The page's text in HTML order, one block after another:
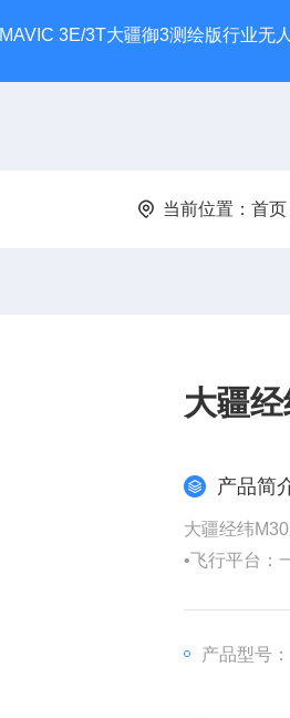
MAVIC 3E/3T大疆御3测绘版行业无
当前位置： 首页
大疆
产品简
大疆经纬
•飞行平台：
• 功能全面
产品型号：